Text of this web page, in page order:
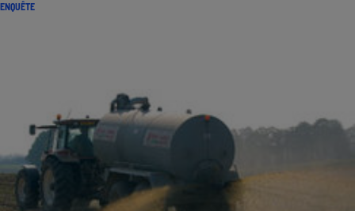
ENQUÊTE